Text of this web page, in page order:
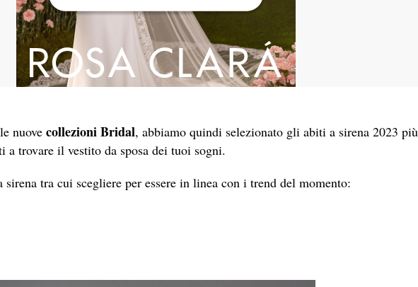
nuove collezioni Bridal, abbiamo quindi selezionato gli abiti a sirena 2023 più
a trovare il vestito da sposa dei tuoi sogni.
tra cui scegliere per essere in linea con i trend del momento: